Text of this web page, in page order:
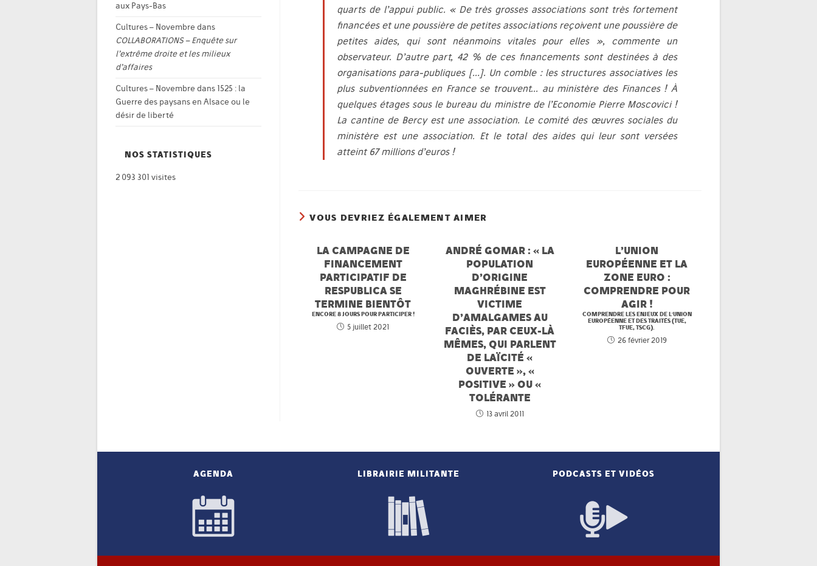
quarts de l’appui public. « De très grosses associations sont très fortement
financées et une poussière de petites associations reçoivent une poussière de
petites aides, qui sont néanmoins vitales pour elles », commente un
observateur. D’autre part, 42 % de ces financements sont destinées à des
organisations para-publiques […]. Un comble : les structures associatives les
plus subventionnées en France se trouvent… au ministère des Finances ! À
quelques étages sous le bureau du ministre de l’Economie Pierre Moscovici !
La cantine de Bercy est une association. Le comité des œuvres sociales du
ministère est une association. Et le total des aides qui leur sont versées
atteint 67 millions d’euros !
VOUS DEVRIEZ ÉGALEMENT AIMER
LA CAMPAGNE DE
FINANCEMENT
PARTICIPATIF DE
RESPUBLICA SE
TERMINE BIENTÔT
ENCORE 8 JOURS POUR PARTICIPER !
5 juillet 2021
ANDRÉ GOMAR : « LA
POPULATION
D’ORIGINE
MAGHRÉBINE EST
VICTIME
D’AMALGAMES AU
FACIÈS, PAR CEUX-LÀ
MÊMES, QUI PARLENT
DE LAÏCITÉ «
OUVERTE », «
POSITIVE » OU «
TOLÉRANTE
13 avril 2011
L’UNION
EUROPÉENNE ET LA
ZONE EURO :
COMPRENDRE POUR
AGIR !
COMPRENDRE LES ENJEUX DE L'UNION
EUROPÉENNE ET DES TRAITÉS (TUE,
TFUE, TSCG).
26 février 2019
aux Pays-Bas
Cultures – Novembre dans
COLLABORATIONS – Enquête sur
l’extrême droite et les milieux
d’affaires
Cultures – Novembre dans 1525 : la
Guerre des paysans en Alsace ou le
désir de liberté
NOS STATISTIQUES
2 093 301 visites
AGENDA LIBRAIRIE MILITANTE PODCASTS ET VIDÉOS